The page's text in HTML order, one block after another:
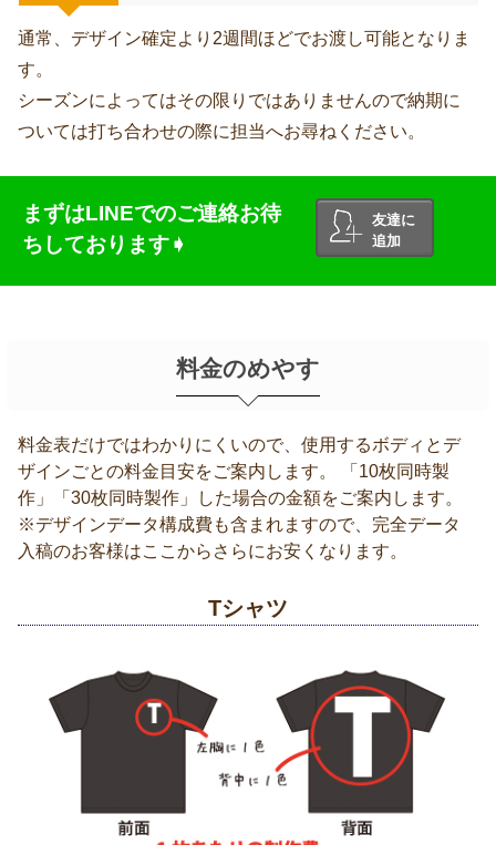
通常、デザイン確定より2週間ほどでお渡し可能となりま
す。
シーズンによってはその限りではありませんので納期に
ついては打ち合わせの際に担当へお尋ねください。
まずはLINEでのご連絡お待
ちしております➧
友達に
追加
料金のめやす
料金表だけではわかりにくいので、使用するボディとデ
ザインごとの料金目安をご案内します。 「10枚同時製
作」「30枚同時製作」した場合の金額をご案内します。
※デザインデータ構成費も含まれますので、完全データ
入稿のお客様はここからさらにお安くなります。
Tシャツ